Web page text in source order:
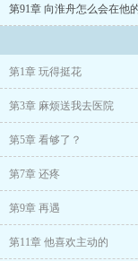
有人称赞他无私奉献
害：他的小兔子跑了
第91章 向淮舟怎么会在他
第1章 玩得挺花
第3章 麻烦送我去医院
第5章 看够了？
第7章 还疼
第9章 再遇
第11章 他喜欢主动的